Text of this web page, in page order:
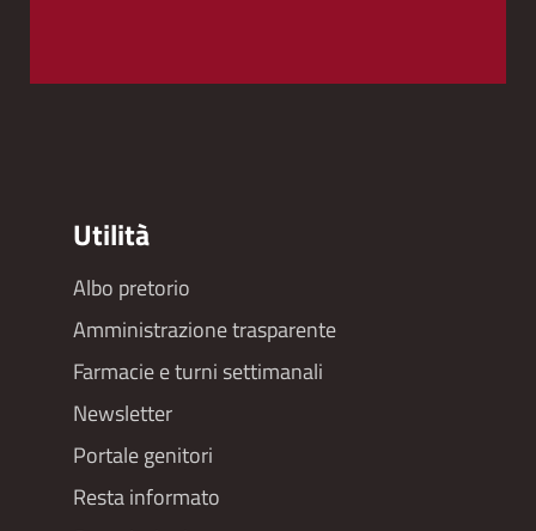
Utilità
Footer
menu
Albo pretorio
Amministrazione trasparente
Farmacie e turni settimanali
Newsletter
Portale genitori
Resta informato